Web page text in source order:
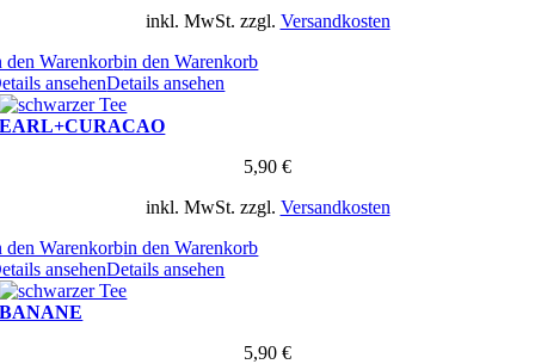
inkl. MwSt. zzgl. Versandkosten
den Warenkorbin den Warenkorb
ansehenDetails ansehen
EARL+CURACAO
5,90 €
inkl. MwSt. zzgl. Versandkosten
den Warenkorbin den Warenkorb
ansehenDetails ansehen
BANANE
5,90 €